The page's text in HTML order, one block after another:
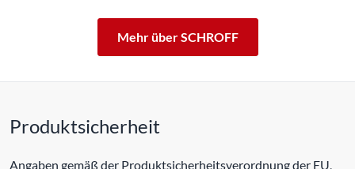
Mehr über SCHROFF
Produktsicherheit
Angaben gemäß der Produktsicherheitsverordnung der EU,